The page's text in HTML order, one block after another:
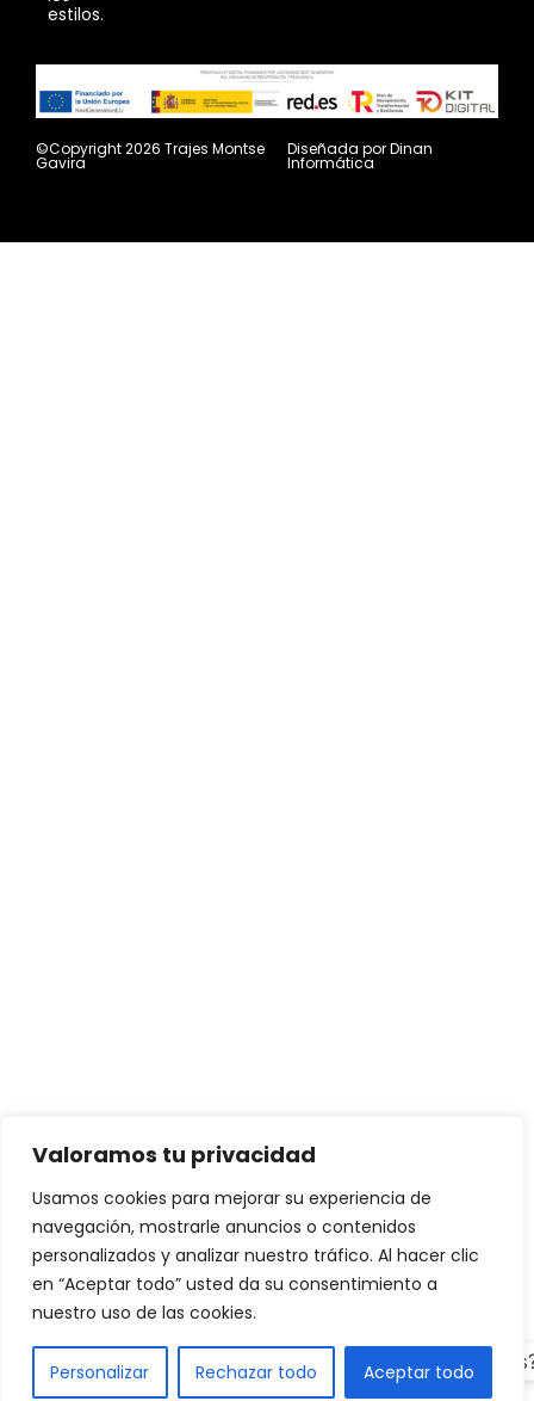
Valoramos tu privacidad
Usamos cookies para mejorar su experiencia de
navegación, mostrarle anuncios o contenidos
personalizados y analizar nuestro tráfico. Al hacer clic
en “Aceptar todo” usted da su consentimiento a
nuestro uso de las cookies.
Personalizar Rechazar todo Aceptar todo
estilos.
©Copyright 2026 Trajes Montse
Gavira
Diseñada porDinan
Informática